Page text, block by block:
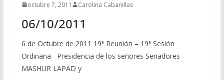
octubre 7, 2011 Carolina Cabanillas
06/10/2011
6 de Octubre de 2011 19ª Reunión – 19ª Sesión
Ordinaria Presidencia de los señores Senadores
MASHUR LAPAD y